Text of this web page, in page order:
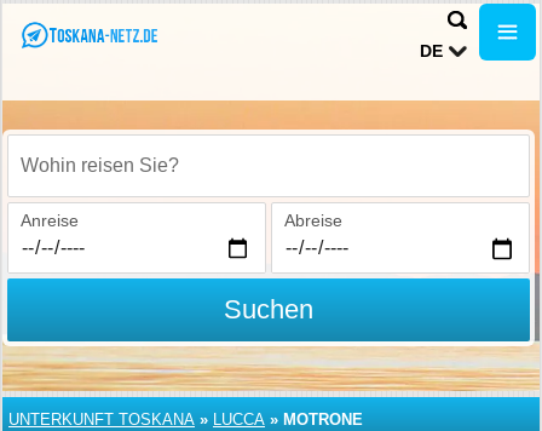
DE
Wohin reisen Sie?
Anreise Abreise
Suchen
UNTERKUNFT TOSKANA » LUCCA » MOTRONE